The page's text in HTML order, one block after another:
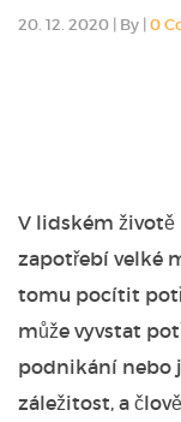
20. 12. 2020 | By | 0
V lidském
zapotřebí velké
tomu pocítit
může vyvstat
podnikání nebo
záležitost, a